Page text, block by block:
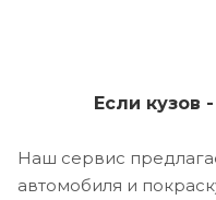
Если кузов
Наш сервис
автомобиля и